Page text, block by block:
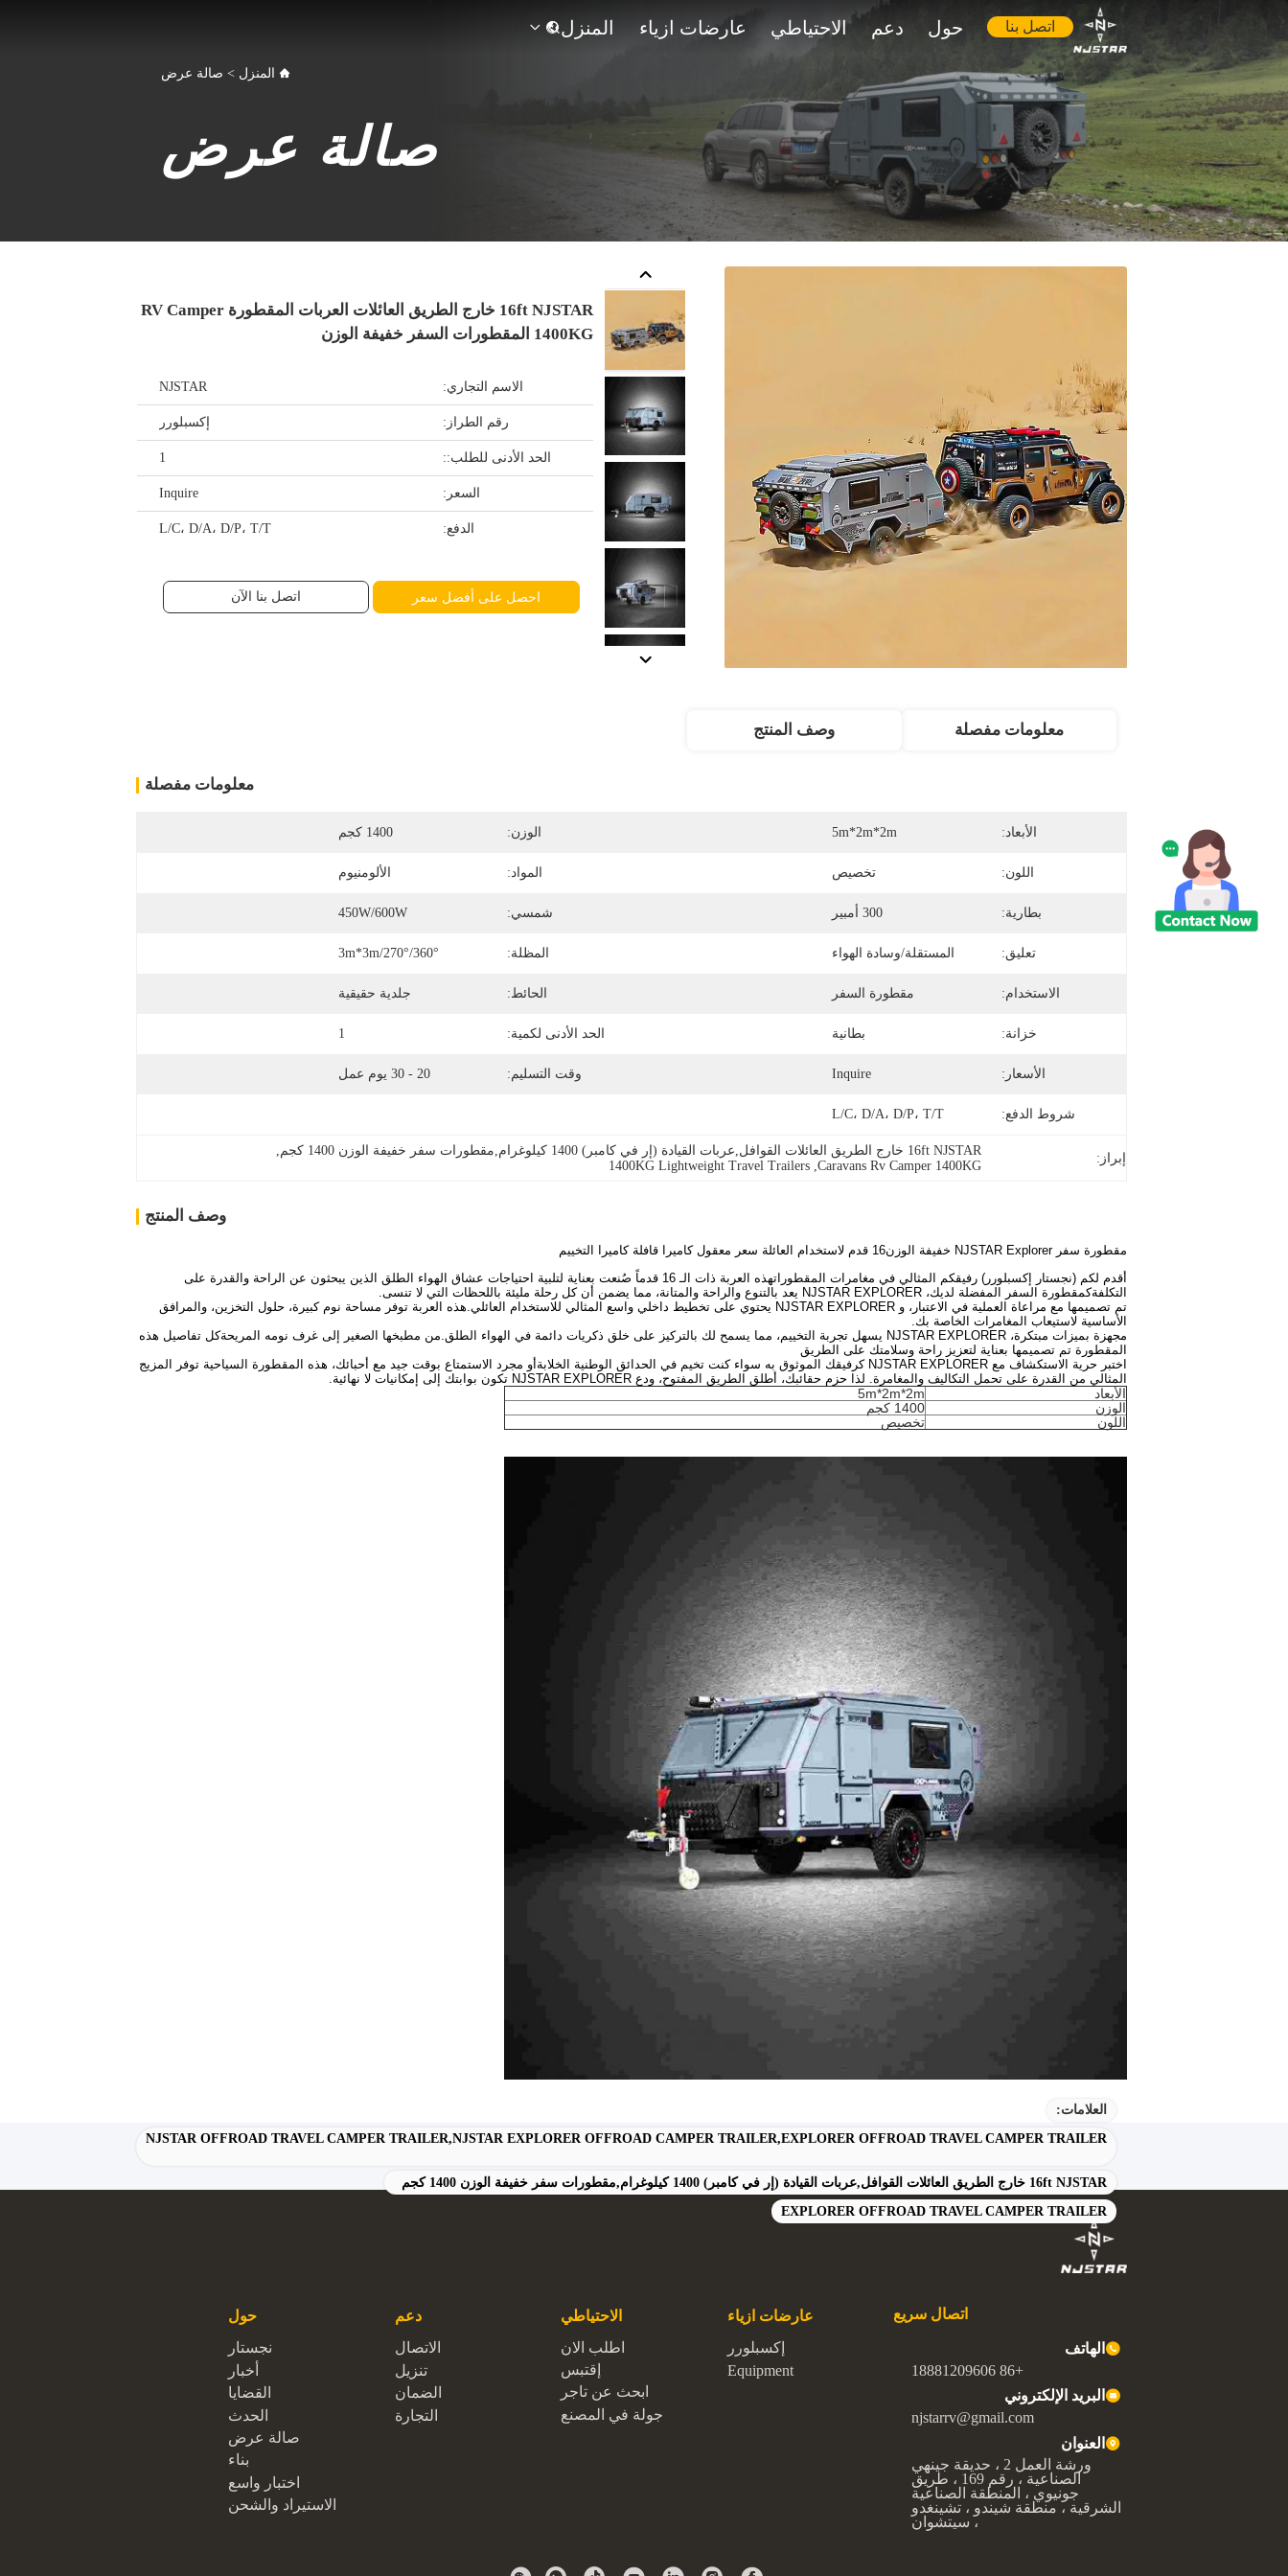
المنزل عارضات ازياء الاحتياطي دعم حول اتصل بنا 
المنزل > صالة عرض
صالة عرض
16ft NJSTAR خارج الطريق العائلات العربات المقطورة RV Camper
1400KG المقطورات السفر خفيفة الوزن
الاسم التجاري: NJSTAR
رقم الطراز: إكسبلورر
الحد الأدنى للطلب:: 1
السعر: Inquire
الدفع: L/C، D/A، D/P، T/T
احصل على أفضل سعر اتصل بنا الآن
معلومات مفصلة وصف المنتج
معلومات مفصلة
الأبعاد: 5m*2m*2m الوزن: 1400 كجم
اللون: تخصيص المواد: الألومنيوم
بطارية: 300 أمبير شمسي: 450W/600W
تعليق: المستقلة/وسادة الهواء المظلة: 3m*3m/270°/360°
الاستخدام: مقطورة السفر الحائط: جلدية حقيقية
خزانة: بطانية الحد الأدنى لكمية: 1
الأسعار: Inquire وقت التسليم: 20 - 30 يوم عمل
شروط الدفع: L/C، D/A، D/P، T/T
إبراز:
16ft NJSTAR خارج الطريق العائلات القوافل,عربات القيادة (إر في كامبر) 1400 كيلوغرام,مقطورات سفر خفيفة الوزن 1400 كجم
Caravans Rv Camper 1400KG
,
1400KG Lightweight Travel Trailers
وصف المنتج
مقطورة سفر NJSTAR Explorer خفيفة الوزن16 قدم لاستخدام العائلة سعر معقول كاميرا قافلة كاميرا التخييم
أقدم لكم (نجستار إكسبلورر) رفيقكم المثالي في مغامرات المقطوراتهذه العربة ذات الـ 16 قدماً صُنعت بعناية لتلبية احتياجات عشاق الهواء الطلق الذين يبحثون عن الراحة والقدرة على
التكلفةكمقطورة السفر المفضلة لديك، NJSTAR EXPLORER يعد بالتنوع والراحة والمتانة، مما يضمن أن كل رحلة مليئة باللحظات التي لا تنسى.
تم تصميمها مع مراعاة العملية في الاعتبار، و NJSTAR EXPLORER يحتوي على تخطيط داخلي واسع المثالي للاستخدام العائلي.هذه العربة توفر مساحة نوم كبيرة، حلول التخزين، والمرافق
الأساسية لاستيعاب المغامرات الخاصة بك.
مجهزة بميزات مبتكرة، NJSTAR EXPLORER يسهل تجربة التخييم، مما يسمح لك بالتركيز على خلق ذكريات دائمة في الهواء الطلق.من مطبخها الصغير إلى غرف نومه المريحةكل تفاصيل هذه
المقطورة تم تصميمها بعناية لتعزيز راحة وسلامتك على الطريق
اختبر حرية الاستكشاف مع NJSTAR EXPLORER كرفيقك الموثوق به سواء كنت تخيم في الحدائق الوطنية الخلابةأو مجرد الاستمتاع بوقت جيد مع أحبائك، هذه المقطورة السياحية توفر المزيج
المثالي من القدرة على تحمل التكاليف والمغامرة. لذا حزم حقائبك، أطلق الطريق المفتوح، ودع NJSTAR EXPLORER تكون بوابتك إلى إمكانيات لا نهائية.
الأبعاد
5m*2m*2m
الوزن
1400 كجم
اللون
تخصيص
العلامات:
NJSTAR OFFROAD TRAVEL CAMPER TRAILER,NJSTAR EXPLORER OFFROAD CAMPER TRAILER,EXPLORER OFFROAD TRAVEL CAMPER TRAILER
16ft NJSTAR خارج الطريق العائلات القوافل,عربات القيادة (إر في كامبر) 1400 كيلوغرام,مقطورات سفر خفيفة الوزن 1400 كجم
EXPLORER OFFROAD TRAVEL CAMPER TRAILER
اتصال سريع
الهاتف
+86 18881209606
البريد الإلكتروني
njstarrv@gmail.com
العنوان
ورشة العمل 2 ، حديقة جينهي
الصناعية ، رقم 169 ، طريق
جونيوي ، المنطقة الصناعية
الشرقية ، منطقة شيندو ، تشينغدو
، سيتشوان
عارضات ازياء
إكسبلورر
Equipment
الاحتياطي
اطلب الان
إقتبس
ابحث عن تاجر
جولة في المصنع
دعم
الاتصال
تنزيل
الضمان
التجارة
حول
نجستار
أخبار
القضايا
الحدث
صالة عرض
بناء
اختبار واسع
الاستيراد والشحن